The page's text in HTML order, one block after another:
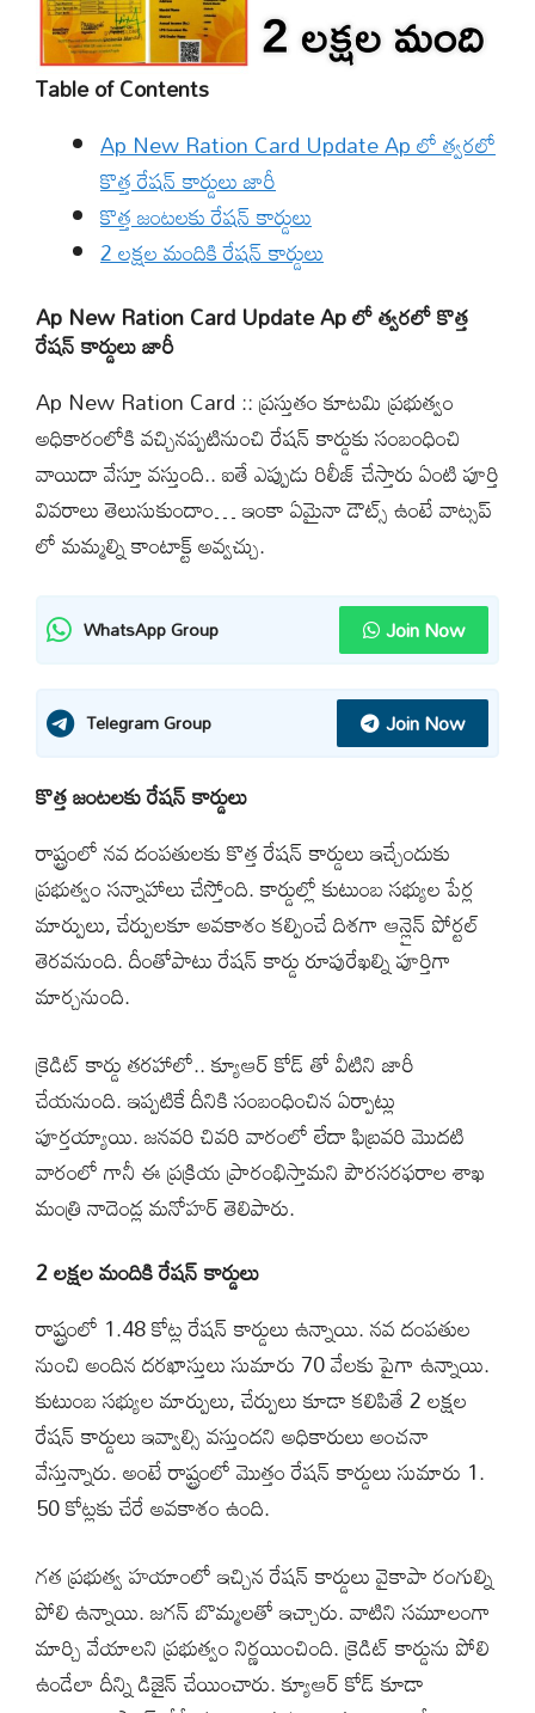
Table of Contents
Ap New Ration Card Update Ap లో త్వరలో
కొత్త రేషన్ కార్డులు జారీ
కొత్త జంటలకు రేషన్ కార్డులు
2 లక్షల మందికి రేషన్ కార్డులు
Ap New Ration Card Update Ap లో త్వరలో కొత్త
రేషన్ కార్డులు జారీ
Ap New Ration Card :: ప్రస్తుతం కూటమి ప్రభుత్వం
అధికారంలోకి వచ్చినప్పటినుంచి రేషన్ కార్డుకు సంబంధించి
వాయిదా వేస్తూ వస్తుంది.. ఐతే ఎప్పుడు రిలీజ్ చేస్తారు ఏంటి పూర్తి
వివరాలు తెలుసుకుందాం… ఇంకా ఏమైనా డౌట్స్ ఉంటే వాట్సప్
లో మమ్మల్ని కాంటాక్ట్ అవ్వచ్చు.
WhatsApp Group Join Now
Telegram Group Join Now
కొత్త జంటలకు రేషన్ కార్డులు
రాష్ట్రంలో నవ దంపతులకు కొత్త రేషన్ కార్డులు ఇచ్చేందుకు
ప్రభుత్వం సన్నాహాలు చేస్తోంది. కార్డుల్లో కుటుంబ సభ్యుల పేర్ల
మార్పులు, చేర్పులకూ అవకాశం కల్పించే దిశగా ఆన్లైన్ పోర్టల్
తెరవనుంది. దీంతోపాటు రేషన్ కార్డు రూపురేఖల్ని పూర్తిగా
మార్చనుంది.
క్రెడిట్ కార్డు తరహాలో.. క్యూఆర్ కోడ్ తో వీటిని జారీ
చేయనుంది. ఇప్పటికే దీనికి సంబంధించిన ఏర్పాట్లు
పూర్తయ్యాయి. జనవరి చివరి వారంలో లేదా ఫిబ్రవరి మొదటి
వారంలో గానీ ఈ ప్రక్రియ ప్రారంభిస్తామని పౌరసరఫరాల శాఖ
మంత్రి నాదెండ్ల మనోహర్ తెలిపారు.
2 లక్షల మందికి రేషన్ కార్డులు
రాష్ట్రంలో 1.48 కోట్ల రేషన్ కార్డులు ఉన్నాయి. నవ దంపతుల
నుంచి అందిన దరఖాస్తులు సుమారు 70 వేలకు పైగా ఉన్నాయి.
కుటుంబ సభ్యుల మార్పులు, చేర్పులు కూడా కలిపితే 2 లక్షల
రేషన్ కార్డులు ఇవ్వాల్సి వస్తుందని అధికారులు అంచనా
వేస్తున్నారు. అంటే రాష్ట్రంలో మొత్తం రేషన్ కార్డులు సుమారు 1.
50 కోట్లకు చేరే అవకాశం ఉంది.
గత ప్రభుత్వ హయాంలో ఇచ్చిన రేషన్ కార్డులు వైకాపా రంగుల్ని
పోలి ఉన్నాయి. జగన్ బొమ్మలతో ఇచ్చారు. వాటిని సమూలంగా
మార్చి వేయాలని ప్రభుత్వం నిర్ణయించింది. క్రెడిట్ కార్డును పోలి
ఉండేలా దీన్ని డిజైన్ చేయించారు. క్యూఆర్ కోడ్ కూడా